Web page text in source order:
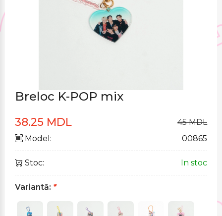
Breloc K-POP mix
38.25 MDL
45 MDL
Model:
00865
Stoc: In stoc
Variantă: *